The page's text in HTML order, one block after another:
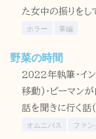
た女中の振りを
ホラー 掌編
野菜の時間
2022年執筆・イ
移動)・ピーマン
話を聞きに行く
オムニバス ファ